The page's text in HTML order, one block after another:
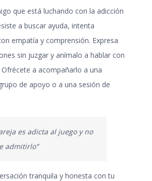
que está luchando con la adicción
a buscar ayuda, intenta
empatía y comprensión. Expresa
sin juzgar y anímalo a hablar con
a acompañarlo a una
de apoyo o a una sesión de
es adicta al juego y no
admitirlo”
tranquila y honesta con tu